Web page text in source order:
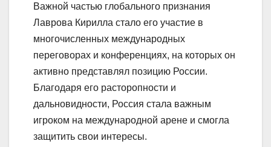
Важной частью глобального признания
Лаврова Кирилла стало его участие в
многочисленных международных
переговорах и конференциях, на которых он
активно представлял позицию России.
Благодаря его расторопности и
дальновидности, Россия стала важным
игроком на международной арене и смогла
защитить свои интересы.